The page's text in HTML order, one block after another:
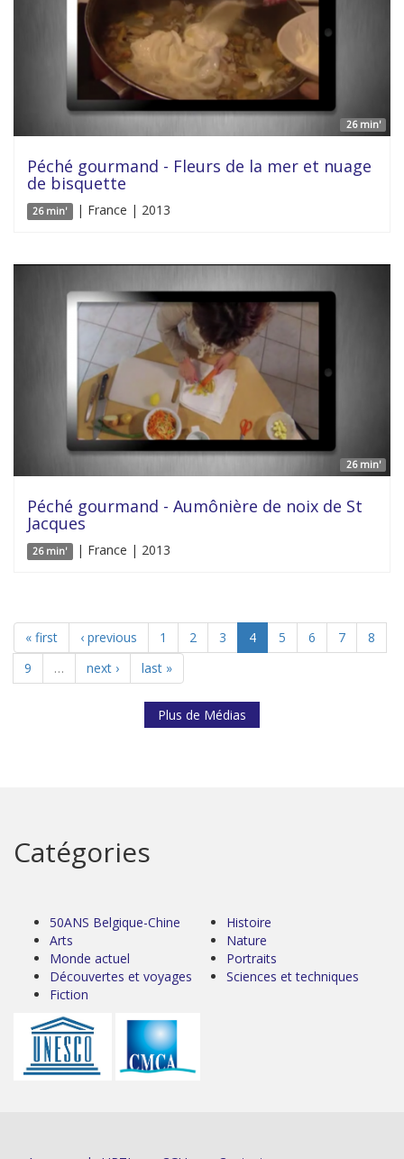
26 min'
Péché gourmand - Fleurs de la mer et nuage
de bisquette
26 min' | France | 2013
26 min'
Péché gourmand - Aumônière de noix de St
Jacques
26 min' | France | 2013
« first ‹ previous 1 2 3 4 5 6 7
8
9
… next › last »
Plus de Médias
Catégories
50ANS Belgique-Chine
Arts
Monde actuel
Découvertes et voyages
Fiction
Histoire
Nature
Portraits
Sciences et techniques